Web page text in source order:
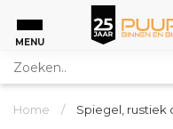
MENU
Home / Spiegel, rustiek